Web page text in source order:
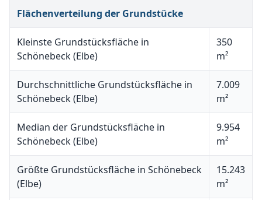
Flächenverteilung der Grundstücke
Kleinste Grundstücksfläche in
Schönebeck (Elbe)
350
m²
Durchschnittliche Grundstücksfläche in
Schönebeck (Elbe)
7.009
m²
Median der Grundstücksfläche in
Schönebeck (Elbe)
9.954
m²
Größte Grundstücksfläche in Schönebeck
(Elbe)
15.243
m²